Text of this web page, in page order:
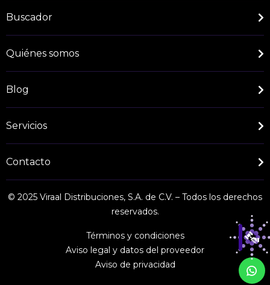
Buscador
Quiénes somos
Blog
Servicios
Contacto
© 2025 Viraal Distribuciones, S.A. de C.V. – Todos los derechos
reservados.
Términos y condiciones
Aviso legal y datos del proveedor
Aviso de privacidad